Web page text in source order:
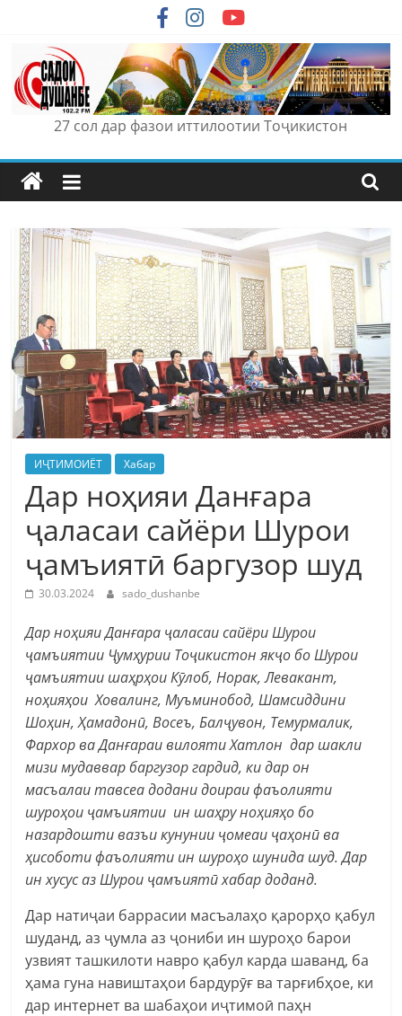
content
27 сол дар фазои иттилоотии Тоҷикистон
ИҶТИМОИЁТ Хабар
Дар ноҳияи Данғара
ҷаласаи сайёри Шурои
ҷамъиятӣ баргузор шуд
30.03.2024 sado_dushanbe
Дар ноҳияи Данғара ҷаласаи сайёри Шурои
ҷамъиятии Ҷумҳурии Тоҷикистон якҷо бо Шурои
ҷамъиятии шаҳрҳои Кӯлоб, Норак, Левакант,
ноҳияҳои Ховалинг, Муъминобод, Шамсиддини
Шоҳин, Ҳамадонӣ, Восеъ, Балҷувон, Темурмалик,
Фархор ва Данғараи вилояти Хатлон дар шакли
мизи мудаввар баргузор гардид, ки дар он
масъалаи тавсеа додани доираи фаъолияти
шуроҳои ҷамъиятии ин шаҳру ноҳияҳо бо
назардошти вазъи кунунии ҷомеаи ҷаҳонӣ ва
ҳисоботи фаъолияти ин шуроҳо шунида шуд. Дар
ин хусус аз Шурои ҷамъиятӣ хабар доданд.
Дар натиҷаи баррасии масъалаҳо қарорҳо қабул
шуданд, аз ҷумла аз ҷониби ин шуроҳо барои
узвият ташкилоти навро қабул карда шаванд, ба
ҳама гуна навиштаҳои бардурӯғ ва тарғибҳое, ки
дар интернет ва шабаҳои иҷтимоӣ паҳн